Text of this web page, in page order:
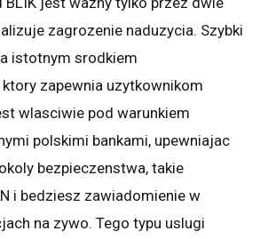
zagrozenie naduzycia. Szybki
istotnym srodkiem
zapewnia uzytkownikom
wlasciwie pod warunkiem
polskimi bankami, upewniajac
bezpieczenstwa, takie
i bedziesz zawiadomienie w
na zywo. Tego typu uslugi